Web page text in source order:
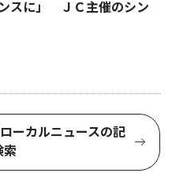
ンスに」 ＪＣ主催のシン
ーカルニュースの記
索